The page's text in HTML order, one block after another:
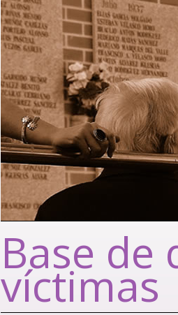
Base de
víctimas